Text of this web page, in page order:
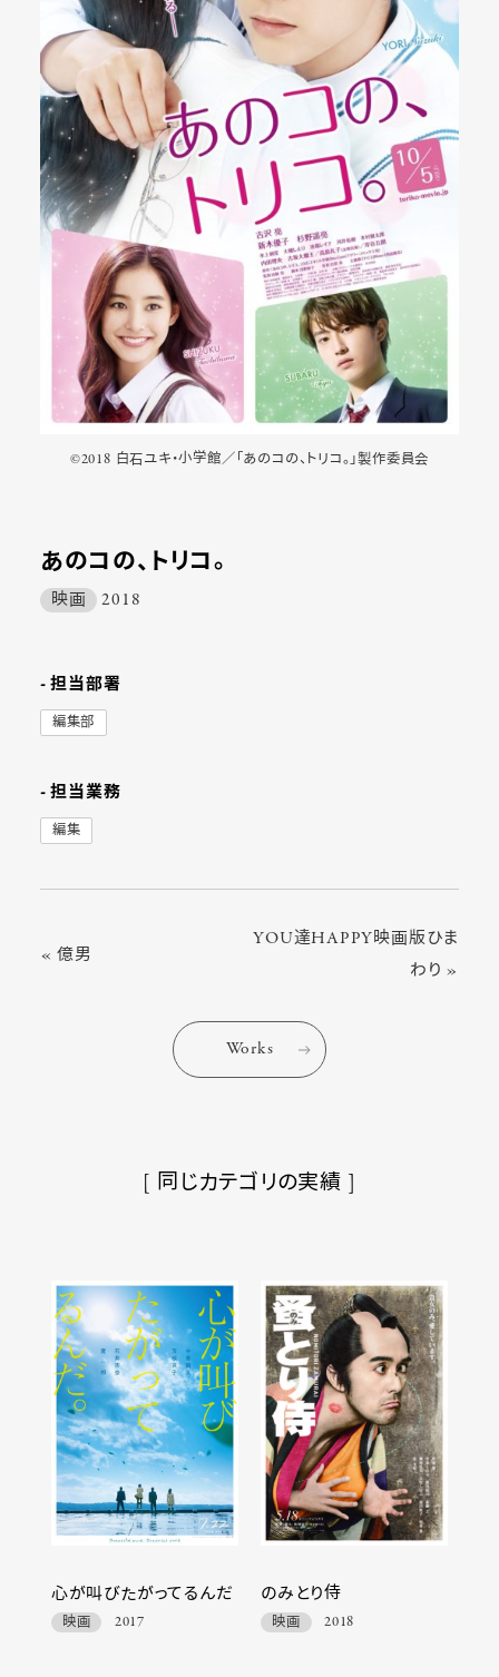
©2018 白石ユキ・小学館／「あのコの、トリコ。」製作委員会
あのコの、トリコ。
映画 2018
- 担当部署
編集部
- 担当業務
編集
« 億男
YOU達HAPPY映画版ひま
わり »
Works
[ 同じカテゴリの実績 ]
心が叫びたがってるんだ
映画 2017
のみとり侍
映画 2018